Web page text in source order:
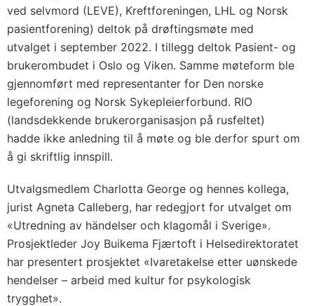
ved selvmord (LEVE), Kreftforeningen, LHL og Norsk
pasientforening) deltok på drøftingsmøte med
utvalget i september 2022. I tillegg deltok Pasient- og
brukerombudet i Oslo og Viken. Samme møteform ble
gjennomført med representanter for Den norske
legeforening og Norsk Sykepleierforbund. RIO
(landsdekkende brukerorganisasjon på rusfeltet)
hadde ikke anledning til å møte og ble derfor spurt om
å gi skriftlig innspill.
Utvalgsmedlem Charlotta George og hennes kollega,
jurist Agneta Calleberg, har redegjort for utvalget om
«Utredning av händelser och klagomål i Sverige».
Prosjektleder Joy Buikema Fjærtoft i Helsedirektoratet
har presentert prosjektet «Ivaretakelse etter uønskede
hendelser – arbeid med kultur for psykologisk
trygghet».